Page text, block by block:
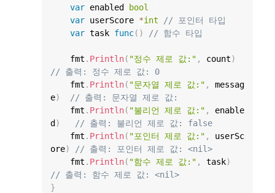
var enabled
bool
var userScore *int
// 포인터 타입
var task func( ) // 함수 타입
    fmt
. Println( "정수 제로 값:" , count)
// 출력: 정수 제로 값: 0
    fmt
. Println( "문자열 제로 값:" ,
messag
e)
// 출력: 문자열 제로 값:
    fmt
. Println( "불리언 제로 값:" ,
enable
d )
// 출력: 불리언 제로 값: false
    fmt
. Println( "포인터 제로 값:" ,
userSc
ore)
// 출력: 포인터 제로 값: <nil>
    fmt
. Println( "함수 제로 값:" , task)
// 출력: 함수 제로 값: <nil>
}